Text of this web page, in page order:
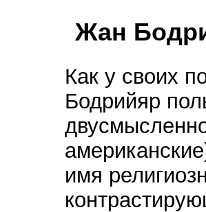
Жан
Как у своих
Бодрийяр
имя